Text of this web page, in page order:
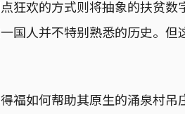
狂欢的方式则将抽象的扶贫数
国人并不特别熟悉的历史。但
福如何帮助其原生的涌泉村